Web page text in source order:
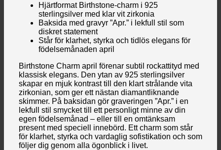
Hjärtformat Birthstone-charm i 925
sterlingsilver med klar vit zirkonia
Baksida med gravyr ”Apr.” i lekfull stil som
diskret statement
Står för klarhet, styrka och tidlös elegans för
födelsemånaden april
Birthstone Charm april förenar subtil rockattityd med
klassisk elegans. Den ytan av 925 sterlingsilver
skapar en mjuk kontrast till den klart strålande vita
zirkonian, som ger ett nästan diamantliknande
skimmer. På baksidan gör graveringen ”Apr.” i en
lekfull stil smycket till ett personligt minne av din
egen födelsemånad – eller till en omtänksam
present med speciell innebörd. Ett charm som står
för klarhet, styrka och vardaglig sofistikation och som
följer dig genom alla ögonblick i livet.